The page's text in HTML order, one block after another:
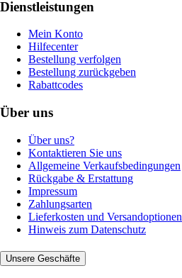
Dienstleistungen
Mein Konto
Hilfecenter
Bestellung verfolgen
Bestellung zurückgeben
Rabattcodes
Über uns
Über uns?
Kontaktieren Sie uns
Allgemeine Verkaufsbedingungen
Rückgabe & Erstattung
Impressum
Zahlungsarten
Lieferkosten und Versandoptionen
Hinweis zum Datenschutz
Unsere Geschäfte